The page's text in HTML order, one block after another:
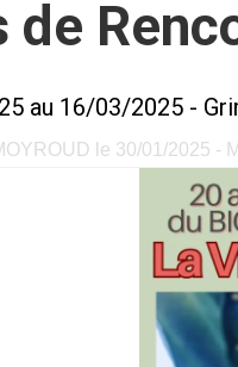
de
au 16/03/2025 -
le 30/01/2025 -